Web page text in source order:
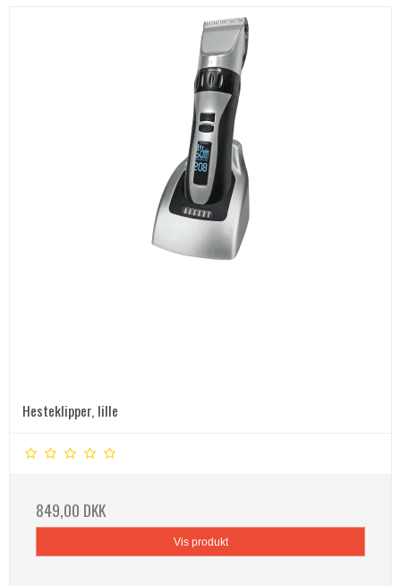
Hesteklipper, lille
849,00 DKK
Vis produkt